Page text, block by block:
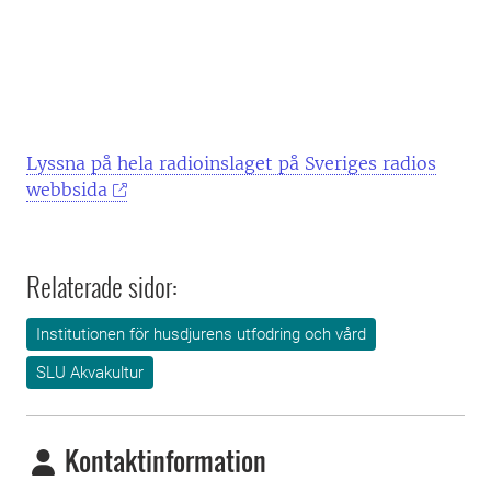
Lyssna på hela radioinslaget på Sveriges radios
webbsida
Relaterade sidor:
Institutionen för husdjurens utfodring och vård
SLU Akvakultur
Kontaktinformation